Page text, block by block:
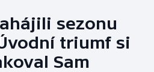
sezonu
triumf si
Sam